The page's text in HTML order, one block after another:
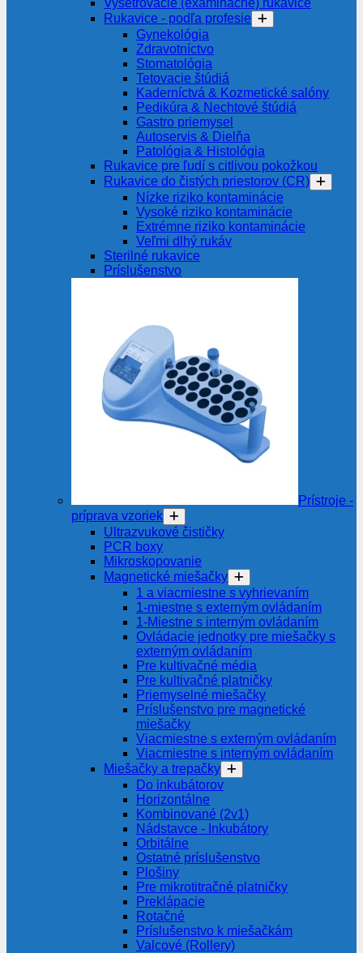
Vyšetrovacie (examinačné) rukavice
Rukavice - podľa profesie
Gynekológia
Zdravotníctvo
Stomatológia
Tetovacie štúdiá
Kaderníctvá & Kozmetické salóny
Pedikúra & Nechtové štúdiá
Gastro priemysel
Autoservis & Dielňa
Patológia & Histológia
Rukavice pre ľudí s citlivou pokožkou
Rukavice do čistých priestorov (CR)
Nízke riziko kontaminácie
Vysoké riziko kontaminácie
Extrémne riziko kontaminácie
Veľmi dlhý rukáv
Sterilné rukavice
Príslušenstvo
Prístroje -
príprava vzoriek
Ultrazvukové čističky
PCR boxy
Mikroskopovanie
Magnetické miešačky
1 a viacmiestne s vyhrievaním
1-miestne s externým ovládaním
1-Miestne s interným ovládaním
Ovládacie jednotky pre miešačky s
externým ovládaním
Pre kultivačné média
Pre kultivačné platničky
Priemyselné miešačky
Príslušenstvo pre magnetické
miešačky
Viacmiestne s externým ovládaním
Viacmiestne s interným ovládaním
Miešačky a trepačky
Do inkubátorov
Horizontálne
Kombinované (2v1)
Nádstavce - Inkubátory
Orbitálne
Ostatné príslušenstvo
Plošiny
Pre mikrotitračné platničky
Preklápacie
Rotačné
Príslušenstvo k miešačkám
Valcové (Rollery)